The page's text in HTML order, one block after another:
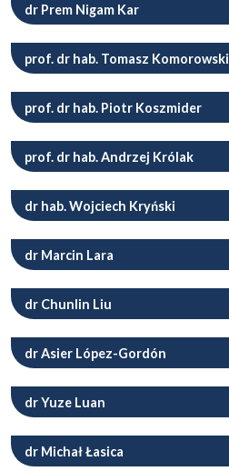
dr Prem Nigam Kar
prof. dr hab. Tomasz Komorowski
prof. dr hab. Piotr Koszmider
prof. dr hab. Andrzej Królak
dr hab. Wojciech Kryński
dr Marcin Lara
dr Chunlin Liu
dr Asier López-Gordón
dr Yuze Luan
dr Michał Łasica